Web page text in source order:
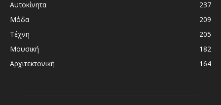
Αυτοκίνητα
237
Μόδα
209
Τέχνη
205
Μουσική
182
Αρχιτεκτονική
164